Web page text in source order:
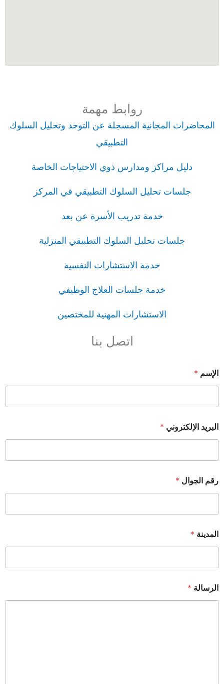
روابط مهمة
المحاضرات المجانية المسجلة عن التوحد وتحليل السلوك
التطبيقي
دليل مراكز ومدارس ذوي الاحتياجات الخاصة
جلسات تحليل السلوك التطبيقي في المركز
خدمة تدريب الأسرة عن بعد
جلسات تحليل السلوك التطبيقي المنزلية
خدمة الاستشارات النفسية
خدمة جلسات العلاج الوظيفي
الاستشارات المهنية للمختصين
اتصل بنا
الإسم *
البريد الإلكتروني *
رقم الجوال *
المدينة *
الرسالة *